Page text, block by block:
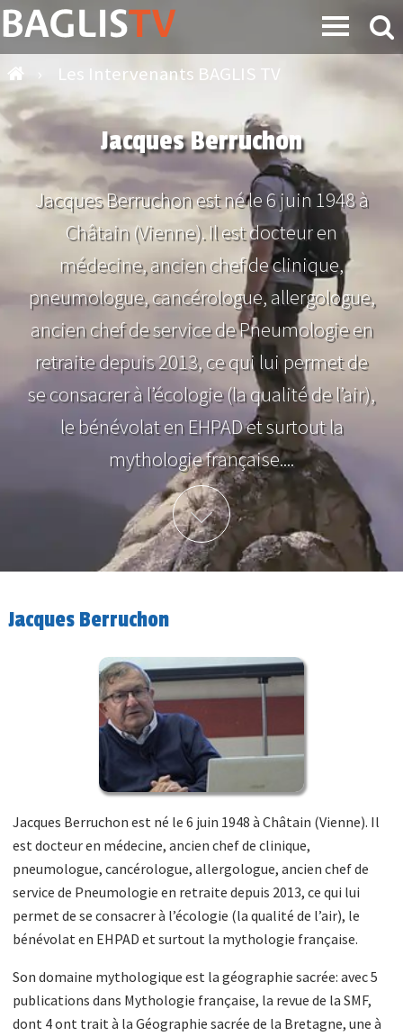
› Les Intervenants BAGLIS TV
Jacques Berruchon
Jacques Berruchon est né le 6 juin 1948 à
Châtain (Vienne). Il est docteur en
médecine, ancien chef de clinique,
pneumologue, cancérologue, allergologue,
ancien chef de service de Pneumologie en
retraite depuis 2013, ce qui lui permet de
se consacrer à l’écologie (la qualité de l’air),
le bénévolat en EHPAD et surtout la
mythologie française....
Plus d'info
Jacques Berruchon
Jacques Berruchon est né le 6 juin 1948 à Châtain (Vienne). Il
est docteur en médecine, ancien chef de clinique,
pneumologue, cancérologue, allergologue, ancien chef de
service de Pneumologie en retraite depuis 2013, ce qui lui
permet de se consacrer à l’écologie (la qualité de l’air), le
bénévolat en EHPAD et surtout la mythologie française.
Son domaine mythologique est la géographie sacrée: avec 5
publications dans Mythologie française, la revue de la SMF,
dont 4 ont trait à la Géographie sacrée de la Bretagne, une à